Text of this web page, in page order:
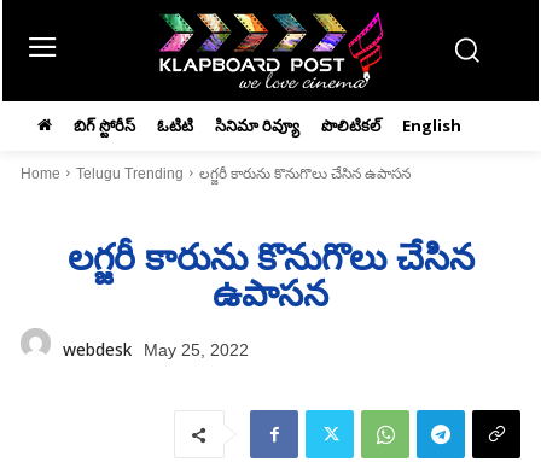
బిగ్ స్టోరీస్ ఓటిటి సినిమా రివ్యూ పొలిటికల్ English
Home Telugu Trending లగ్జరీ కారును కొనుగొలు చేసిన ఉపాసన
లగ్జరీ కారును కొనుగొలు చేసిన
ఉపాసన
webdesk May 25, 2022